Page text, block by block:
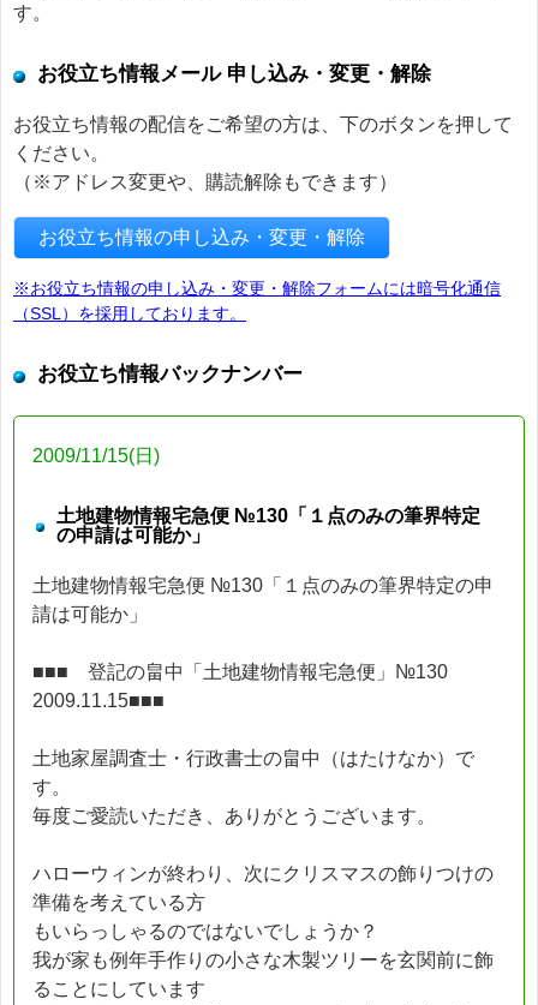
す。
お役立ち情報メール 申し込み・変更・解除
お役立ち情報の配信をご希望の方は、下のボタンを押して
ください。
（※アドレス変更や、購読解除もできます）
お役立ち情報の申し込み・変更・解除
※お役立ち情報の申し込み・変更・解除フォームには暗号化通信
（SSL）を採用しております。
お役立ち情報バックナンバー
2009/11/15(日)
土地建物情報宅急便 №130「１点のみの筆界特定
の申請は可能か」
土地建物情報宅急便 №130「１点のみの筆界特定の申
請は可能か」
■■■ 登記の畠中「土地建物情報宅急便」№130
2009.11.15■■■
土地家屋調査士・行政書士の畠中（はたけなか）で
す。
毎度ご愛読いただき、ありがとうございます。
ハローウィンが終わり、次にクリスマスの飾りつけの
準備を考えている方
もいらっしゃるのではないでしょうか？
我が家も例年手作りの小さな木製ツリーを玄関前に飾
ることにしています